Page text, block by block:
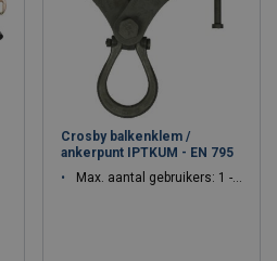
Crosby balkenklem /
ankerpunt IPTKUM - EN 795
Max. aantal gebruikers: 1 - 1